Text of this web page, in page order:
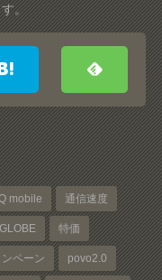
。
mobile 通信速度
特価
ペーン povo2.0